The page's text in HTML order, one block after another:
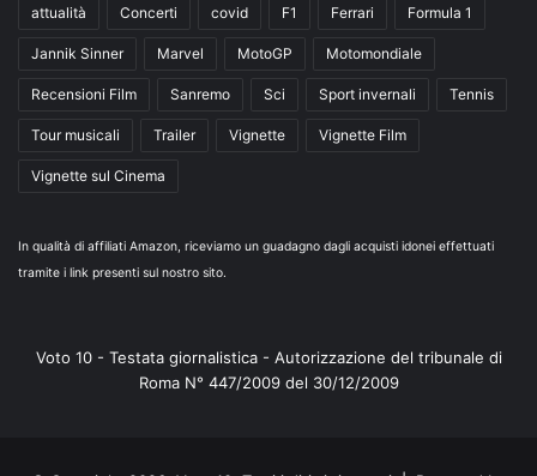
attualità Concerti covid F1 Ferrari Formula 1
Jannik Sinner Marvel MotoGP Motomondiale
Recensioni Film Sanremo Sci Sport invernali Tennis
Tour musicali Trailer Vignette Vignette Film
Vignette sul Cinema
In qualità di affiliati Amazon, riceviamo un guadagno dagli acquisti idonei effettuati
tramite i link presenti sul nostro sito.
Voto 10 - Testata giornalistica - Autorizzazione del tribunale di
Roma N° 447/2009 del 30/12/2009